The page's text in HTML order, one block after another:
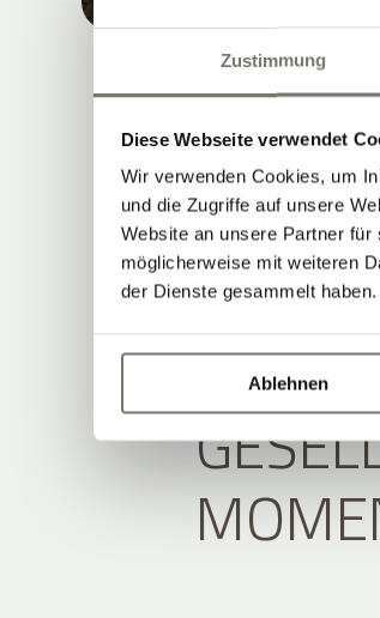
Zustimmung
Diese Webseite verwendet
Wir verwenden Cookies, um
und die Zugriffe auf unsere
Website an unsere Partner
möglicherweise mit weiteren
der Dienste gesammelt haben.
Ablehnen
EINE
ALLES